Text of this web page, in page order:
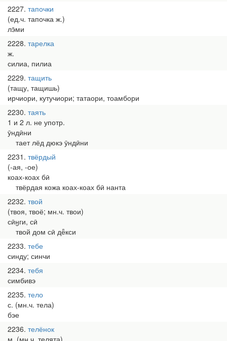
2227 тапочки
(ед.ч. тапочка ж.)
лэ̄ми
2228 тарелка
ж.
силиа, пилиа
2229 тащить
(тащу, тащишь)
ирчиори, кутучиори; татаори, тоамбори
2230 таять
1 и 2 л. не употр.
ӯндӣни
тает лёд дюкэ ӯндӣни
2231 твёрдый
(-ая, -ое)
коах-коах бӣ
твёрдая кожа коах-коах бӣ нанта
2232 твой
(твоя, твоё; мн.ч. твои)
сӣӈги, сӣ
твой дом сӣ дё̄кси
2233 тебе
синду; синчи
2234 тебя
симбивэ
2235 тело
с. (мн.ч. тела)
бэе
2236 телёнок
м. (мн.ч. телята)